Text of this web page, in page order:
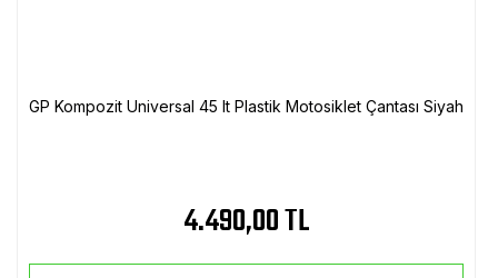
GP Kompozit Universal 45 lt Plastik Motosiklet Çantası Siyah
4.490,00 TL